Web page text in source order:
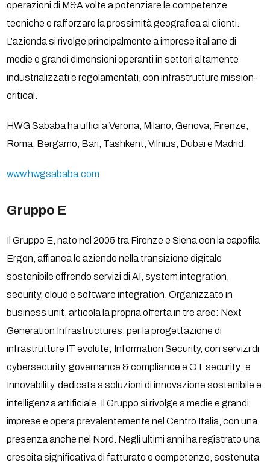
operazioni di M&A volte a potenziare le competenze
tecniche e rafforzare la prossimità geografica ai clienti.
L’azienda si rivolge principalmente a imprese italiane di
medie e grandi dimensioni operanti in settori altamente
industrializzati e regolamentati, con infrastrutture mission-
critical.
HWG Sababa ha uffici a Verona, Milano, Genova, Firenze,
Roma, Bergamo, Bari, Tashkent, Vilnius, Dubai e Madrid.
www.hwgsababa.com
Gruppo E
Il Gruppo E, nato nel 2005 tra Firenze e Siena con la capofila
Ergon, affianca le aziende nella transizione digitale
sostenibile offrendo servizi di AI, system integration,
security, cloud e software integration. Organizzato in
business unit, articola la propria offerta in tre aree: Next
Generation Infrastructures, per la progettazione di
infrastrutture IT evolute; Information Security, con servizi di
cybersecurity, governance & compliance e OT security; e
Innovability, dedicata a soluzioni di innovazione sostenibile e
intelligenza artificiale. Il Gruppo si rivolge a medie e grandi
imprese e opera prevalentemente nel Centro Italia, con una
presenza anche nel Nord. Negli ultimi anni ha registrato una
crescita significativa di fatturato e competenze, sostenuta